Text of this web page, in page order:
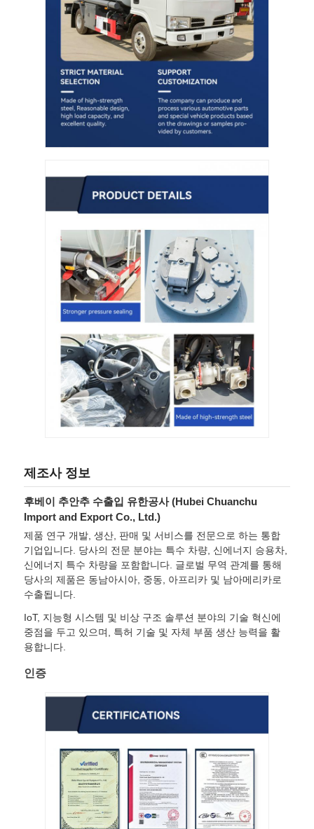
제조사 정보
후베이 추안추 수출입 유한공사 (Hubei Chuanchu
Import and Export Co., Ltd.)
제품 연구 개발, 생산, 판매 및 서비스를 전문으로 하는 통합
기업입니다. 당사의 전문 분야는 특수 차량, 신에너지 승용차,
신에너지 특수 차량을 포함합니다. 글로벌 무역 관계를 통해
당사의 제품은 동남아시아, 중동, 아프리카 및 남아메리카로
수출됩니다.
IoT, 지능형 시스템 및 비상 구조 솔루션 분야의 기술 혁신에
중점을 두고 있으며, 특허 기술 및 자체 부품 생산 능력을 활
용합니다.
인증